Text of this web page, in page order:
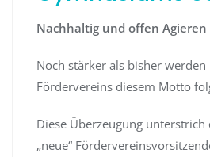
Nachhaltig und offen Agieren
Noch stärker als bisher
Fördervereins diesem Motto
Diese Überzeugung unterstrich
„neue“